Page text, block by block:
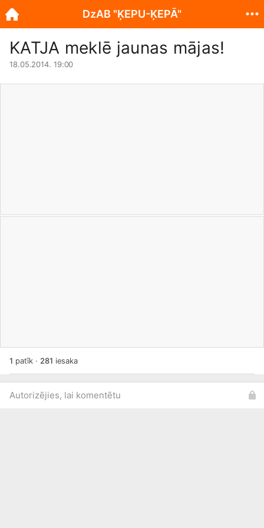
KATJA meklē jaunas mājas!
18.05.2014. 19:00
1 patīk · 281 iesaka
Autorizējies, lai komentētu
DzAB "ĶEPU-ĶEPĀ"